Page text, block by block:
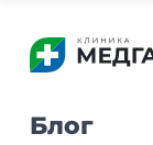
Блог